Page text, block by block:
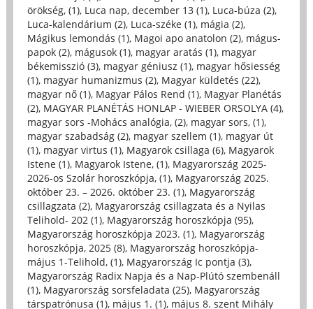
örökség, (1), Luca nap, december 13 (1), Luca-búza (2),
Luca-kalendárium (2), Luca-széke (1), mágia (2),
Mágikus lemondás (1), Magoi apo anatolon (2), mágus-
papok (2), mágusok (1), magyar aratás (1), magyar
békemisszió (3), magyar géniusz (1), magyar hősiesség
(1), magyar humanizmus (2), Magyar küldetés (22),
magyar nő (1), Magyar Pálos Rend (1), Magyar Planétás
(2), MAGYAR PLANÉTÁS HONLAP - WIEBER ORSOLYA (4),
magyar sors -Mohács analógia, (2), magyar sors, (1),
magyar szabadság (2), magyar szellem (1), magyar út
(1), magyar virtus (1), Magyarok csillaga (6), Magyarok
Istene (1), Magyarok Istene, (1), Magyarország 2025-
2026-os Szolár horoszkópja, (1), Magyarország 2025.
október 23. – 2026. október 23. (1), Magyarország
csillagzata (2), Magyarország csillagzata és a Nyilas
Telihold- 202 (1), Magyarország horoszkópja (95),
Magyarország horoszkópja 2023. (1), Magyarország
horoszkópja, 2025 (8), Magyarország horoszkópja-
május 1-Telihold, (1), Magyarország Ic pontja (3),
Magyarország Radix Napja és a Nap-Plútó szembenáll
(1), Magyarország sorsfeladata (25), Magyarország
társpatrónusa (1), május 1. (1), május 8. szent Mihály